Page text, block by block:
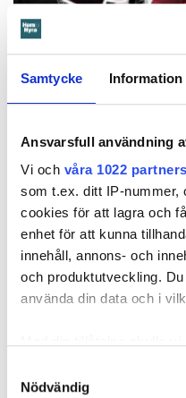
Samtycke Information
Ansvarsfull användning
Vi och våra 1022 partners
som t.ex. ditt IP-nummer,
cookies för att lagra och
enhet för att kunna
innehåll, annons- och
och produktutveckling.
använda din data och i
som kan ha en
Nödvändig
Hyresrätter blir hotell
Visa alla 75 artiklar i
MISSA INGET FRÅN HEM &
Facebook.
Läs också
Barn glömde